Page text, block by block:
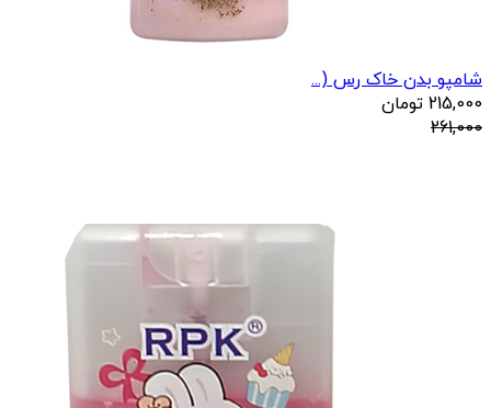
شامپو بدن خاک رس (...
215,000 تومان
261,000